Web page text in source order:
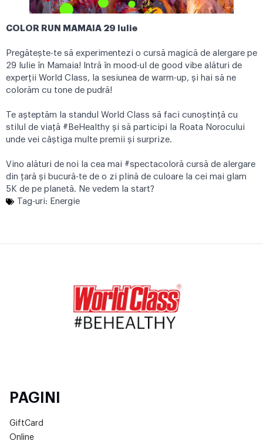
COLOR RUN MAMAIA 29 Iulie
Pregătește-te să experimentezi o cursă magică de alergare pe
29 Iulie în Mamaia! Intră în mood-ul de good vibe alături de
experții World Class, la sesiunea de warm-up, și hai să ne
colorăm cu tone de pudră!
Te așteptăm la standul World Class să faci cunoștință cu
stilul de viață #BeHealthy și să participi la Roata Norocului
unde vei câștiga multe premii și surprize.
Vino alături de noi la cea mai #spectacoloră cursă de alergare
din țară și bucură-te de o zi plină de culoare la cei mai glam
5K de pe planetă. Ne vedem la start?
Tag-uri: Energie
PAGINI
GiftCard
Online